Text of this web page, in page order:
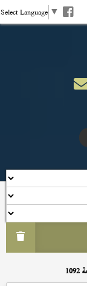
Select Language ▼